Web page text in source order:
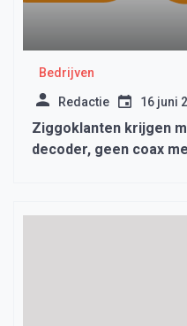
Bedrijven
Redactie 16 juni
Ziggoklanten krijgen
decoder, geen coax